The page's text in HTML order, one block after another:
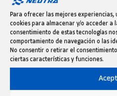
Para ofrecer las mejores experiencias,
cookies para almacenar y/o acceder a
consentimiento de estas tecnologías
comportamiento de navegación o las
No consentir o retirar el
ciertas características y funciones.
PRESS
BACHNER, NUEVO
NEUTRA EN